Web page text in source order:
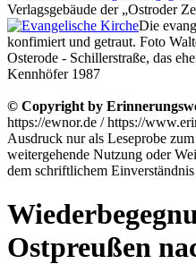
Verlagsgebäude der Ostroder
Die
konfimiert und getraut. Foto
Osterode - Schillerstraße, das
Kennhöfer 1987
© Copyright by
https://ewnor.de / https://
Ausdruck nur als Leseprobe
weitergehende Nutzung oder
dem schriftlichem
Ostpreußen